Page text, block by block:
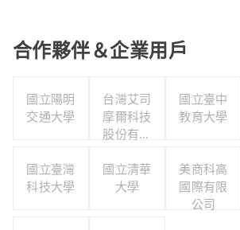
合作夥伴＆企業用戶
國立陽明
交通大學
台灣艾司
摩爾科技
股份有限
國立臺中
教育大學
國立臺灣
科技大學
國立清華
大學
美商科高
國際有限
公司